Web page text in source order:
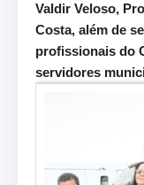
Valdir Veloso,
Costa, além de
profissionais do
servidores